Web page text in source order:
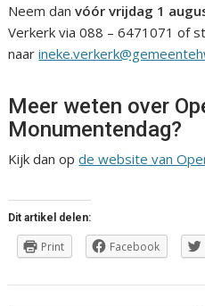
Neem danvóór vrijdag 1
Verkerk via 088 – 6471071 of
naar
Meer weten over
Monumentendag?
Kijk dan opde website van
Dit artikel delen:
Print Facebook